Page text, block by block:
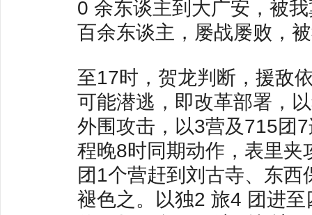
0 余东谈主到大广安，被
百余东谈主，屡战屡败，
至17时，贺龙判断，援敌
可能潜逃，即改革部署，
外围攻击，以3营及715团
程晚8时同期动作，表里
团1个营赶到刘古寺、东
褪色之。以独2 旅4 团进